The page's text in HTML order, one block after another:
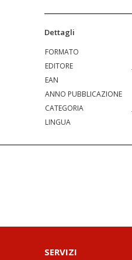
Dettagli
FORMATO
EDITORE
EAN
ANNO PUBBLICAZIONE
CATEGORIA
LINGUA
SERVIZI